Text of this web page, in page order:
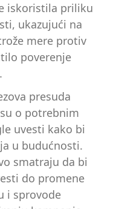
iskoristila priliku
ukazujući na
mere protiv
poverenje
presuda
o potrebnim
uvesti kako bi
u budućnosti.
smatraju da bi
do promene
i sprovode